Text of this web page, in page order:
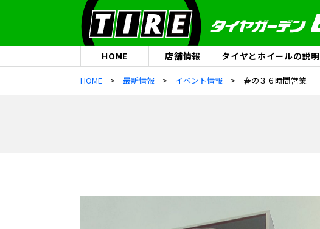
HOME 店舗情報 タイヤとホイールの説明
HOME 最新情報 イベント情報 春の３６時間営業